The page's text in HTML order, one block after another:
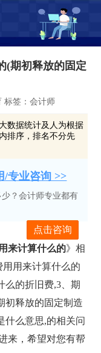
(期初释放的固定
标签：会计师
数据统计及人为根据
排序，排名不分先
/专业咨询 >>
？会计师专业都有
点击咨询
来计算什么的》相
用来计算什么的
么的折旧费,3、期
初释放的固定制造
什么意思,的相关问
来，希望对您有帮